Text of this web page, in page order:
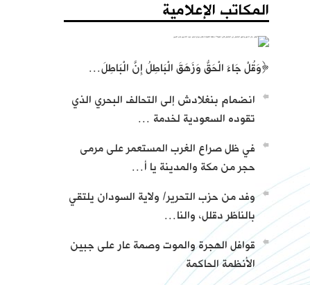
من كلمات وأجوبة العالم عطاء أبو الرشتة
المكاتب الإعلامية
﴿وَقُلْ جَاءَ الْحَقُّ وَزَهَقَ الْبَاطِلُ إِنَّ الْبَاطِلَ…
انضمام بنغلادش إلى التحالف البحري الذي
تقوده السعودية لخدمة …
في ظل صراع الغرب المستعمر على مرمى
حجر من مكة والمدينة يا أ…
وفد من حزب التحرير/ ولاية السودان يلتقي
بالناظر دقلل، والنا…
قوافل الهجرة والموت وصمة عار على جبين
الأنظمة الحاكمة